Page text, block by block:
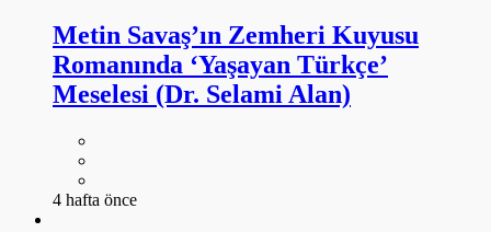
Metin Savaş’ın Zemheri Kuyusu
Romanında ‘Yaşayan Türkçe’
Meselesi (Dr. Selami Alan)
4 hafta önce